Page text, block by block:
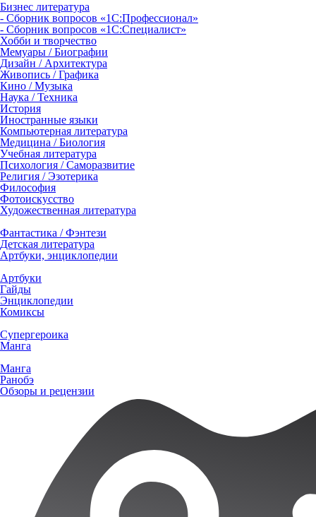
Бизнес литература
- Сборник вопросов «1С:Профессионал»
- Сборник вопросов «1С:Специалист»
Хобби и творчество
Мемуары / Биографии
Дизайн / Архитектура
Живопись / Графика
Кино / Музыка
Наука / Техника
История
Иностранные языки
Компьютерная литература
Медицина / Биология
Учебная литература
Психология / Саморазвитие
Религия / Эзотерика
Философия
Фотоискусство
Художественная литература
Фантастика / Фэнтези
Детская литература
Артбуки, энциклопедии
Артбуки
Гайды
Энциклопедии
Комиксы
Супергероика
Манга
Манга
Ранобэ
Обзоры и рецензии